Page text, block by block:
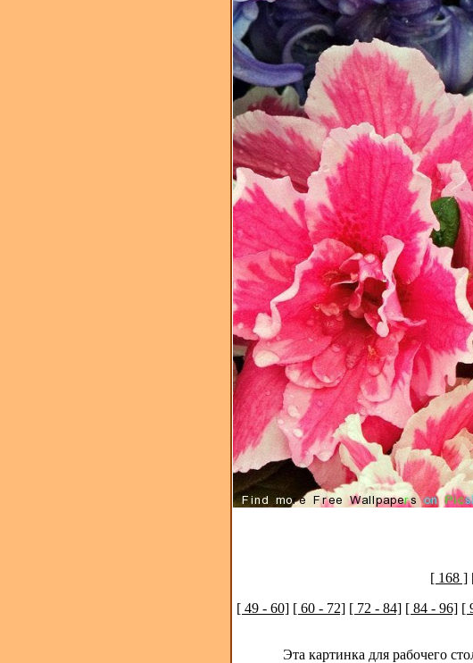
[ 168 ]
[ 49 - 60] [ 60 - 72] [ 72 - 84] [ 84 - 96] [
Эта картинка для рабочего